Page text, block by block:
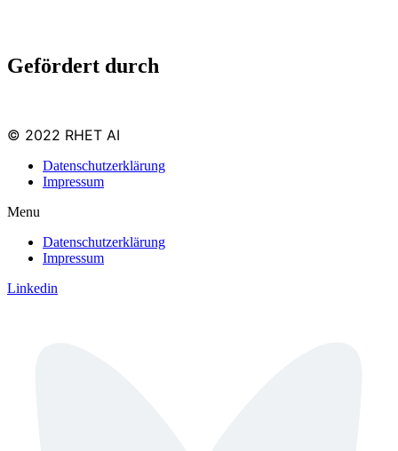
Gefördert durch
© 2022 RHET AI
Datenschutzerklärung
Impressum
Menu
Datenschutzerklärung
Impressum
Linkedin